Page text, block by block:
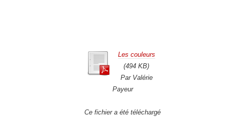
Les couleurs
(494 KB)
Par Valérie
Payeur
Ce fichier a été téléchargé